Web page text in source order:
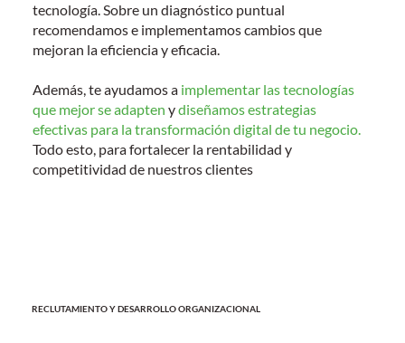
tecnología. Sobre un diagnóstico puntual
recomendamos e implementamos cambios que
mejoran la eficiencia y eficacia.
Además, te ayudamos aimplementar las tecnologías
que mejor se adapten ydiseñamos estrategias
efectivas para la transformación digital de tu negocio.
Todo esto, para fortalecer la rentabilidad y
competitividad de nuestros clientes
RECLUTAMIENTO Y DESARROLLO ORGANIZACIONAL